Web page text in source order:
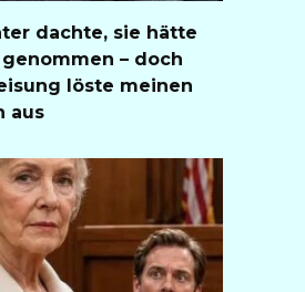
dachte, sie hätte
– doch
löste meinen
aus